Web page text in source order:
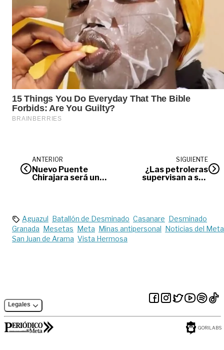
ANTERIOR
Nuevo Puente
Chirajara será un
SIGUIENTE
¿Las petroleras
supervisan a sus
Aguazul Batallón de Desminado Casanare Desminado
Granada Mesetas Meta Minas antipersonal Noticias del Meta
San Juan de Arama Vista Hermosa
Legales
GORILABS